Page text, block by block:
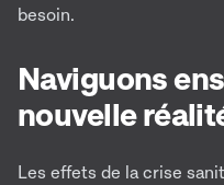
besoin.
Naviguons
nouvelle
Les effets de la crise